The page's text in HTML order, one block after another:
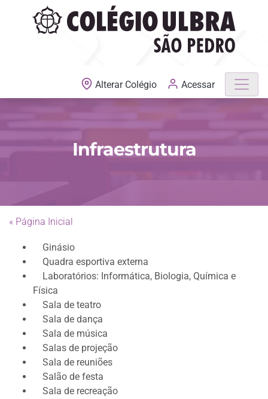
MATRÍCULAS ABERTAS
Alterar Colégio Acessar
Infraestrutura
« Página Inicial
Previous
Ginásio
Quadra esportiva externa
Laboratórios: Informática, Biologia, Química e
Física
Sala de teatro
Sala de dança
Sala de música
Salas de projeção
Sala de reuniões
Salão de festa
Sala de recreação